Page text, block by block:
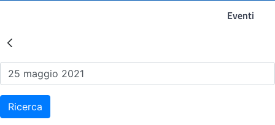
Eventi
Risultati della Ricerca -
Ricerca